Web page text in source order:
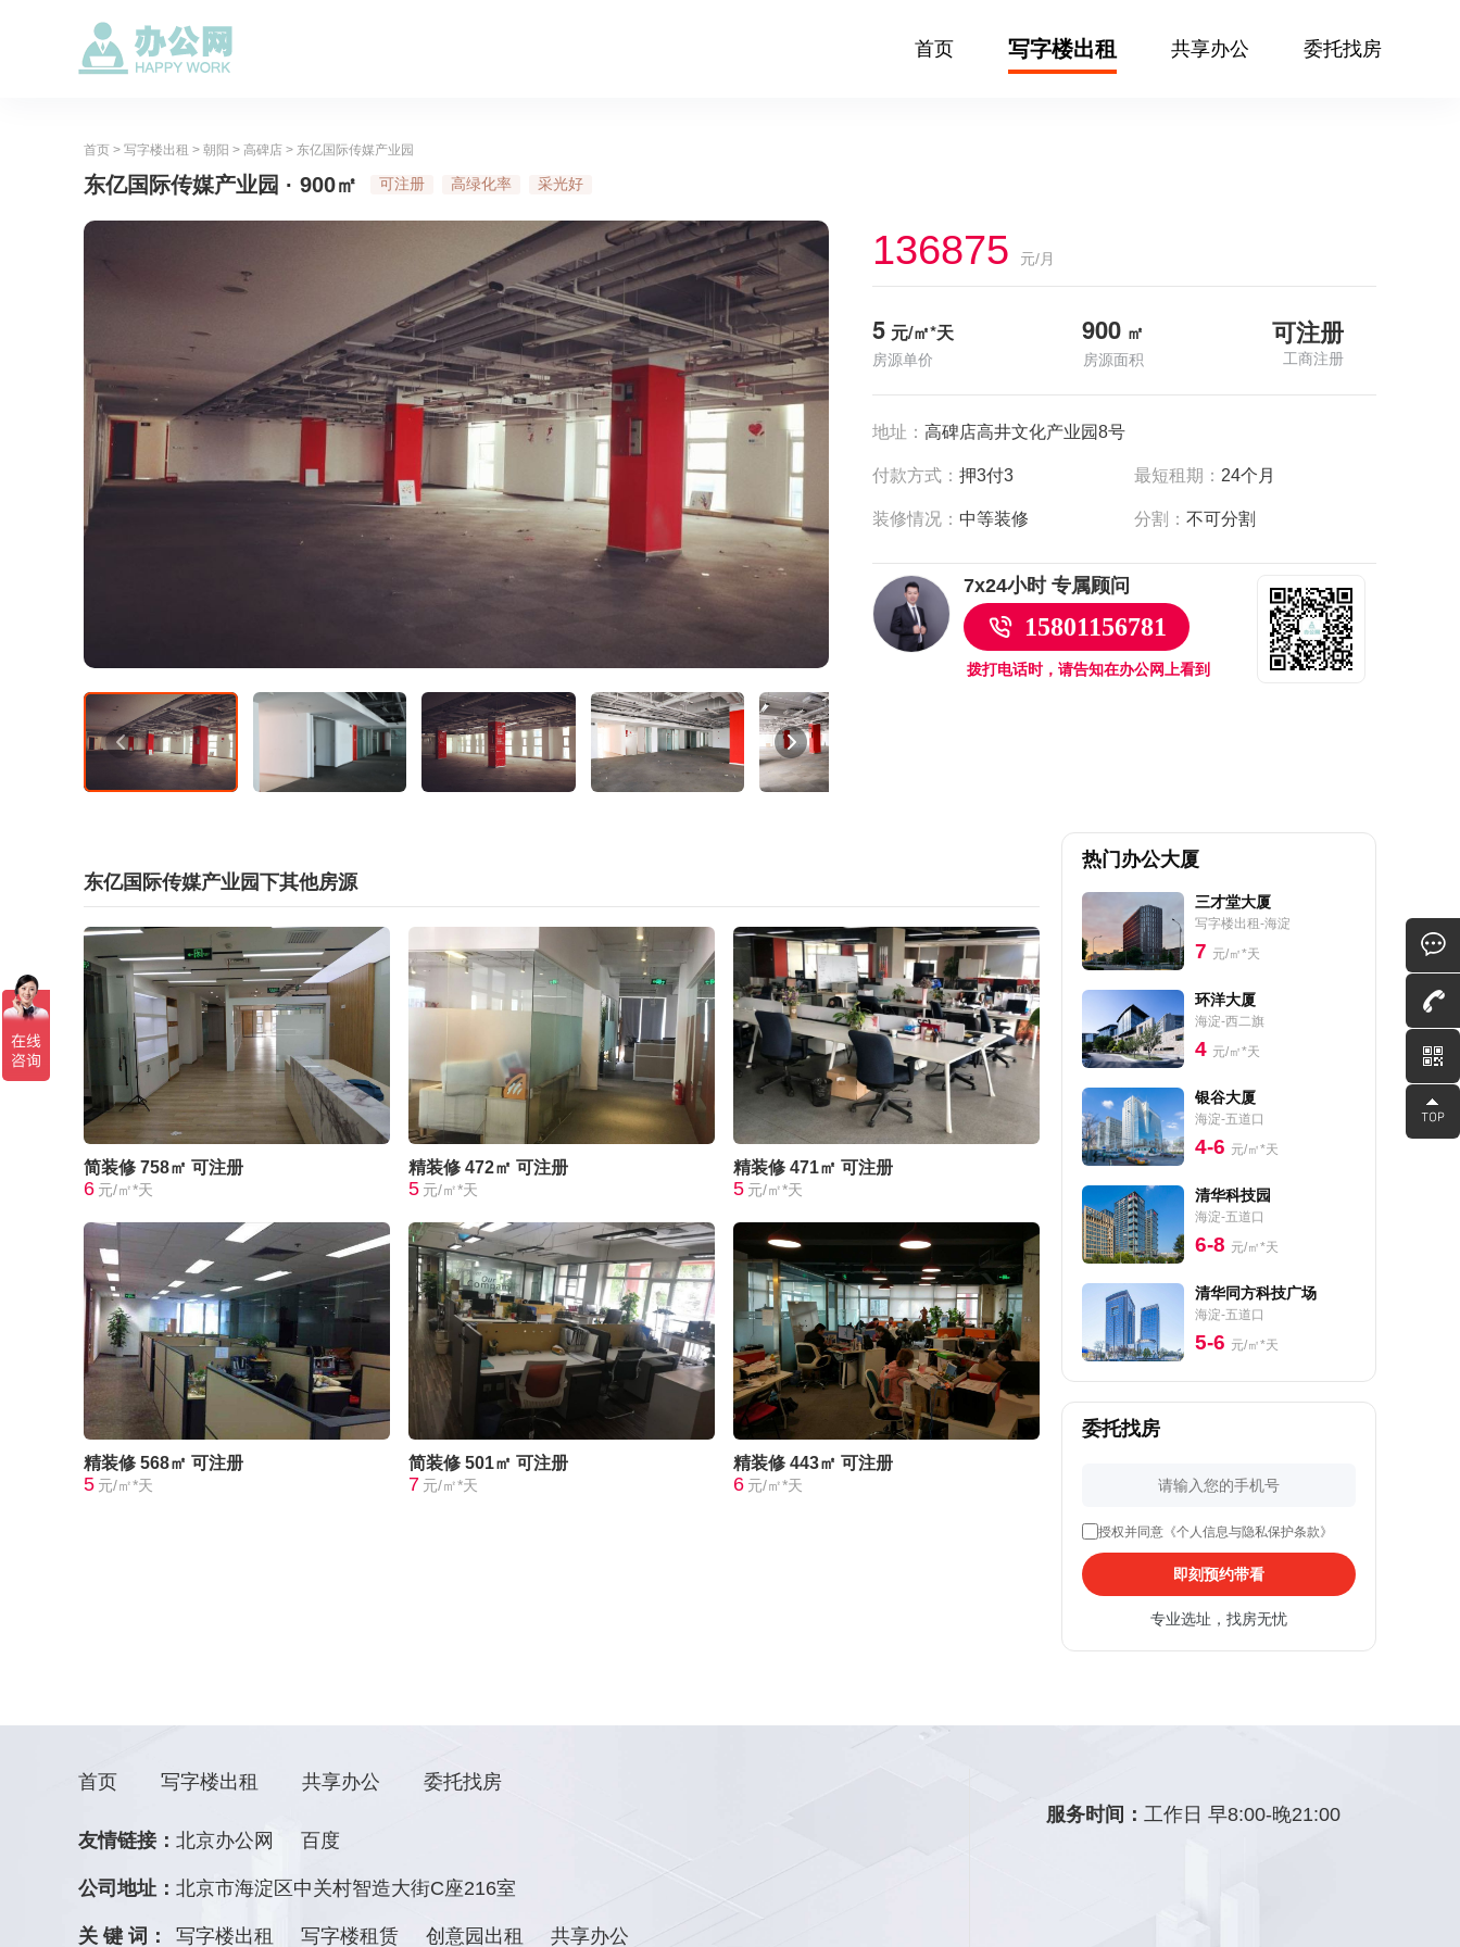
首页 写字楼出租 共享办公 委托找房
首页 > 写字楼出租 > 朝阳 > 高碑店 > 东亿国际传媒产业园
东亿国际传媒产业园 · 900㎡ 可注册 高绿化率 采光好
136875 元/月
5 元/㎡*天
房源单价
900 ㎡
房源面积
可注册
工商注册
地址： 高碑店高井文化产业园8号
付款方式： 押3付3 最短租期： 24个月
装修情况： 中等装修 分割：不可分割
7x24小时 专属顾问
15801156781
拨打电话时，请告知在办公网上看到
东亿国际传媒产业园下其他房源
简装修 758㎡ 可注册
6 元/㎡*天
精装修 472㎡ 可注册
5 元/㎡*天
精装修 471㎡ 可注册
5 元/㎡*天
精装修 568㎡ 可注册
5 元/㎡*天
简装修 501㎡ 可注册
7 元/㎡*天
精装修 443㎡ 可注册
6 元/㎡*天
热门办公大厦
三才堂大厦
写字楼出租-海淀
7 元/㎡*天
环洋大厦
海淀-西二旗
4 元/㎡*天
银谷大厦
海淀-五道口
4-6 元/㎡*天
清华科技园
海淀-五道口
6-8 元/㎡*天
清华同方科技广场
海淀-五道口
5-6 元/㎡*天
委托找房
授权并同意《个人信息与隐私保护条款》
即刻预约带看
专业选址，找房无忧
首页 写字楼出租 共享办公 委托找房
友情链接： 北京办公网 百度
公司地址： 北京市海淀区中关村智造大街C座216室
关 键 词： 写字楼出租 写字楼租赁 创意园出租 共享办公
服务时间：工作日 早8:00-晚21:00